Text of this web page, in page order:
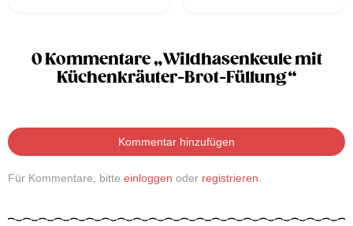
0 Kommentare „Wildhasenkeule mit
Küchenkräuter-Brot-Füllung“
Kommentar hinzufügen
Für Kommentare, bitte einloggen oder registrieren.